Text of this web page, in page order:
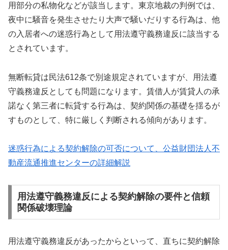
用部分の私物化などが該当します。東京地裁の判例では、
夜中に騒音を発生させたり大声で騒いだりする行為は、他
の入居者への迷惑行為として用法遵守義務違反に該当する
とされています。
無断転貸は民法612条で別途規定されていますが、用法遵
守義務違反としても問題になります。賃借人が賃貸人の承
諾なく第三者に転貸する行為は、契約関係の基礎を揺るが
すものとして、特に厳しく判断される傾向があります。
迷惑行為による契約解除の可否について、公益財団法人不
動産流通推進センターの詳細解説
用法遵守義務違反による契約解除の要件と信頼
関係破壊理論
用法遵守義務違反があったからといって、直ちに契約解除